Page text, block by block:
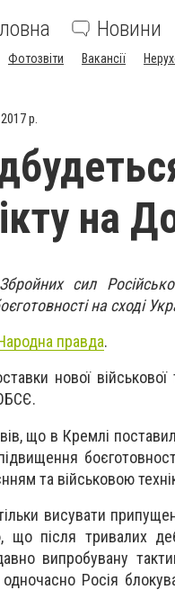
Новини
Фотозвіти Вакансії
р.
на
сил
на сході
правда.
нової
що в Кремлі
та військовою
висувати
що після тривалих
випробувану
Росія